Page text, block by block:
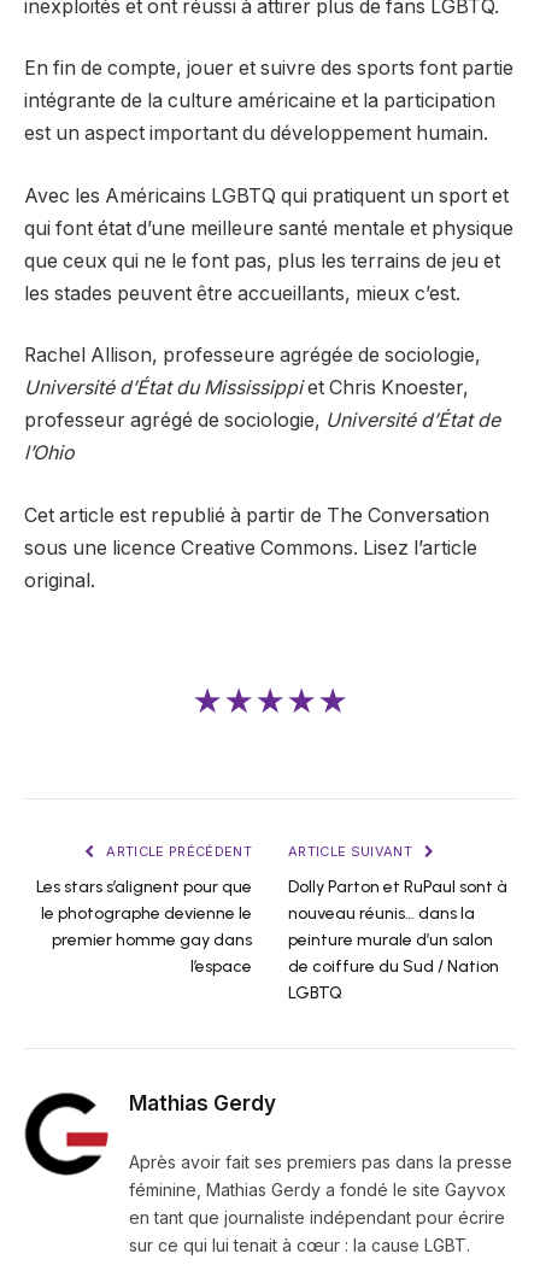
inexploités et ont réussi à attirer plus de fans LGBTQ.
En fin de compte, jouer et suivre des sports font partie
intégrante de la culture américaine et la participation
est un aspect important du développement humain.
Avec les Américains LGBTQ qui pratiquent un sport et
qui font état d’une meilleure santé mentale et physique
que ceux qui ne le font pas, plus les terrains de jeu et
les stades peuvent être accueillants, mieux c’est.
Rachel Allison, professeure agrégée de sociologie,
Université d’État du Mississippiet Chris Knoester,
professeur agrégé de sociologie, Université d’État de
l’Ohio
Cet article est republié à partir de The Conversation
sous une licence Creative Commons. Lisez l’article
original.
★★★★★
ARTICLE PRÉCÉDENT
Les stars s’alignent pour que
le photographe devienne le
premier homme gay dans
l’espace
ARTICLE SUIVANT
Dolly Parton et RuPaul sont à
nouveau réunis… dans la
peinture murale d’un salon
de coiffure du Sud / Nation
LGBTQ
Mathias Gerdy
Après avoir fait ses premiers pas dans la presse
féminine, Mathias Gerdy a fondé le site Gayvox
en tant que journaliste indépendant pour écrire
sur ce qui lui tenait à cœur : la cause LGBT.